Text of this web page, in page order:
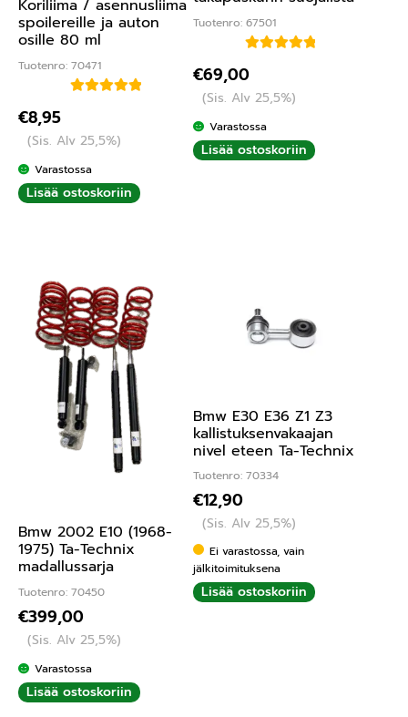
Koriliima / asennusliima
spoilereille ja auton
osille 80 ml
Tuotenro: 70471
5.00/ 5
€8,95
(Sis. Alv 25,5%)
Varastossa
Lisää ostoskoriin
Tuotenro: 67501
5.00/ 5
€69,00
(Sis. Alv 25,5%)
Varastossa
Lisää ostoskoriin
Bmw 2002 E10 (1968-
1975) Ta-Technix
madallussarja
Tuotenro: 70450
€399,00
(Sis. Alv 25,5%)
Varastossa
Lisää ostoskoriin
Bmw E30 E36 Z1 Z3
kallistuksenvakaajan
nivel eteen Ta-Technix
Tuotenro: 70334
€12,90
(Sis. Alv 25,5%)
Ei varastossa, vain
jälkitoimituksena
Lisää ostoskoriin